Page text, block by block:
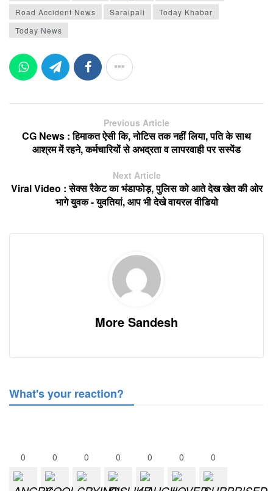
Road Accident News
Saraipali
Today Khabar
Today News
Previous Article
CG News : हिमाकत ऐसी कि, नोटिस तक नहीं लिया, पति के साथ
आश्रम में रहने, कर्मचारियों से अभद्रता व लापरवाही पर सस्पेंड
Next Article
Viral Video : सेक्स रैकेट का भंडाफोड़, पुलिस को आते देख खेत की ओर
भागे युवक - युवतियां, आप भी देखे वायरल वीडियो
More Sandesh
What's your reaction?
0 0 0 0 0 0 0